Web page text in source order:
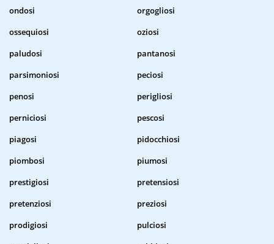
ondosi
orgogliosi
ossequiosi
oziosi
paludosi
pantanosi
parsimoniosi
peciosi
penosi
perigliosi
perniciosi
pescosi
piagosi
pidocchiosi
piombosi
piumosi
prestigiosi
pretensiosi
pretenziosi
preziosi
prodigiosi
pulciosi